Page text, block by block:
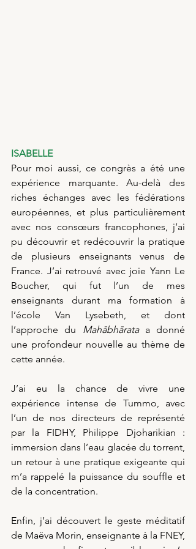
ISABELLE
Pour moi aussi, ce congrès a été une
expérience marquante. Au-delà des
riches échanges avec les fédérations
européennes, et plus particulièrement
avec nos consœurs francophones, j’ai
pu découvrir et redécouvrir la pratique
de plusieurs enseignants venus de
France. J’ai retrouvé avec joie Yann Le
Boucher, qui fut l’un de mes
enseignants durant ma formation à
l’école Van Lysebeth, et dont
l’approche du Mahābhārata a donné
une profondeur nouvelle au thème de
cette année.
J’ai eu la chance de vivre une
expérience intense de Tummo, avec
l’un de nos directeurs de représenté
par la FIDHY, Philippe Djoharikian :
immersion dans l’eau glacée du torrent,
un retour à une pratique exigeante qui
m’a rappelé la puissance du souffle et
de la concentration.
Enfin, j’ai découvert le geste méditatif
de Maëva Morin, enseignante à la FNEY,